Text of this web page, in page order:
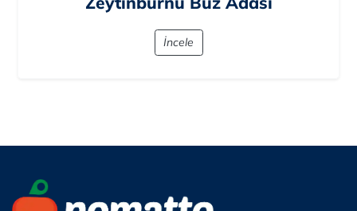
Gebze Olimpik Buz Pisti, spor ve eğlenceyi buluşturan
modern bir tesistir. Türkiye'nin nadir olimpik standartlara
sahip buz pistlerinden ...